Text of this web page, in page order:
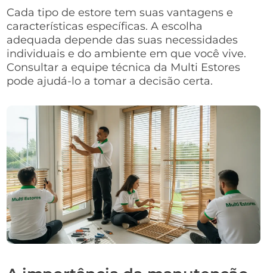
Cada tipo de estore tem suas vantagens e
características específicas. A escolha
adequada depende das suas necessidades
individuais e do ambiente em que você vive.
Consultar a equipe técnica da Multi Estores
pode ajudá-lo a tomar a decisão certa.